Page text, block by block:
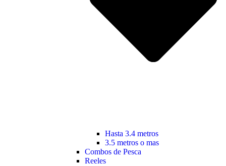
Hasta 3.4 metros
3.5 metros o mas
Combos de Pesca
Reeles